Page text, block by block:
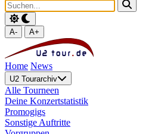
A- A+
Home News
U2 Tourarchiv
Alle Tourneen
Deine Konzertstatistik
Promogigs
Sonstige Auftritte